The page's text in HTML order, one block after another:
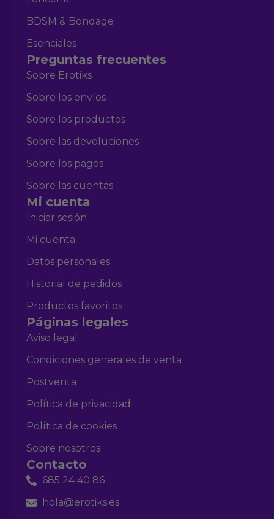
BDSM & Bondage
Esenciales
Preguntas frecuentes
Sobre Erotiks
Sobre los envíos
Sobre los productos
Sobre las devoluciones
Sobre los pagos
Sobre las cuentas
Mi cuenta
Iniciar sesión
Mi cuenta
Datos personales
Historial de pedidos
Productos favoritos
Páginas legales
Aviso legal
Condiciones generales de venta
Postventa
Política de privacidad
Política de cookies
Sobre nosotros
Contacto
685 24 40 86
hola@erotiks.es